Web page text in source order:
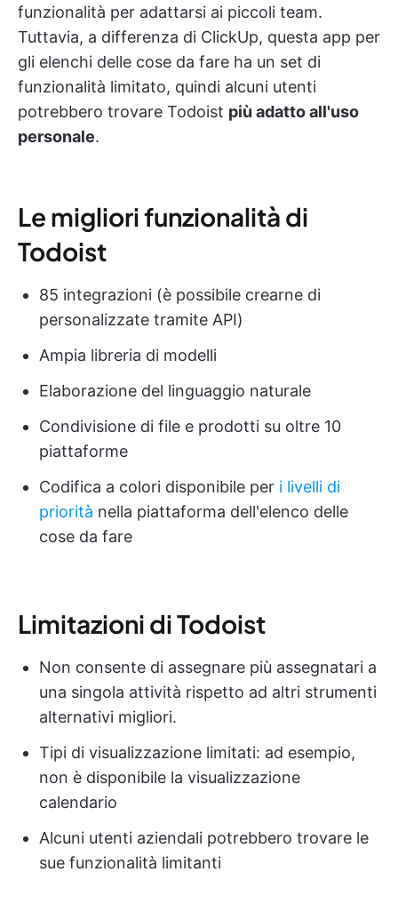
funzionalità per adattarsi ai piccoli team.
Tuttavia, a differenza di ClickUp, questa app per
gli elenchi delle cose da fare ha un set di
funzionalità limitato, quindi alcuni utenti
potrebbero trovare Todoist più adatto all'uso
personale.
Le migliori funzionalità di
Todoist
85 integrazioni (è possibile crearne di
personalizzate tramite API)
Ampia libreria di modelli
Elaborazione del linguaggio naturale
Condivisione di file e prodotti su oltre 10
piattaforme
Codifica a colori disponibile per i livelli di
priorità nella piattaforma dell'elenco delle
cose da fare
Limitazioni di Todoist
Non consente di assegnare più assegnatari a
una singola attività rispetto ad altri strumenti
alternativi migliori.
Tipi di visualizzazione limitati: ad esempio,
non è disponibile la visualizzazione
calendario
Alcuni utenti aziendali potrebbero trovare le
sue funzionalità limitanti